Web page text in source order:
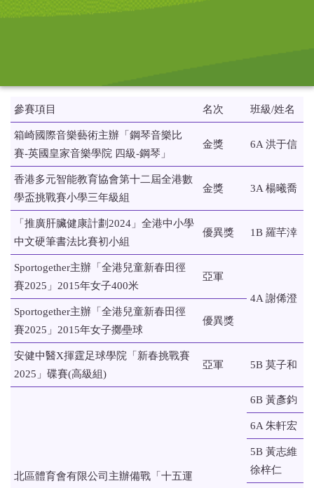
參賽項目 名次 班級/姓名
箱崎國際音樂藝術主辦「鋼琴音樂比
賽-英國皇家音樂學院 四級-鋼琴」
金獎 6A 洪于信
香港多元智能教育協會第十二屆全港數
學盃挑戰賽小學三年級組
金獎 3A 楊曦喬
「推廣肝臟健康計劃2024」全港中小學
中文硬筆書法比賽初小組
優異獎 1B 羅芊涬
Sportogether主辦「全港兒童新春田徑
賽2025」2015年女子400米
亞軍
4A 謝俙澄
Sportogether主辦「全港兒童新春田徑
賽2025」2015年女子擲壘球
優異獎
安健中醫X揮霆足球學院「新春挑戰賽
2025」碟賽(高級組)
亞軍 5B 莫子和
北區體育會有限公司主辦備戰「十五運
6B 黃彥鈞
6A 朱軒宏
5B 黃志維
徐梓仁